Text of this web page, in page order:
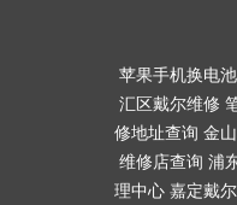
苹果手机换电
汇区戴尔维修
修地址查询 金
维修店查询 浦
理中心 嘉定戴